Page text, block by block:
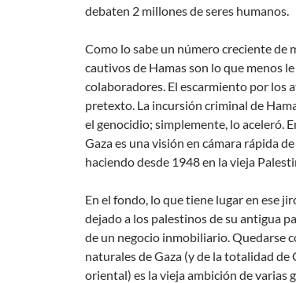
debaten 2 millones de seres humanos.
Como lo sabe un número creciente de
cautivos de Hamas son lo que menos
colaboradores. El escarmiento por los
pretexto. La incursión criminal de
el genocidio; simplemente, lo aceleró.
Gaza es una visión en cámara rápida
haciendo desde 1948 en la vieja
En el fondo, lo que tiene lugar en ese
dejado a los palestinos de su antigua
de un negocio inmobiliario. Quedarse
naturales de Gaza (y de la totalidad de
oriental) es la vieja ambición de varias